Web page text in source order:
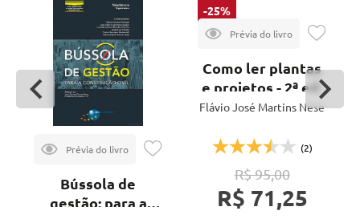
Bússola de
gestão: para a
-25%
Como ler plantas
e projetos - 2ª ed.
Flávio José Martins Nese
(2)
R$ 95,00
R$ 71,25